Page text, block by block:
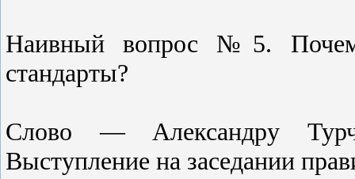
Наивный вопрос №5.
стандарты?
Слово — Александру
Выступление на заседании